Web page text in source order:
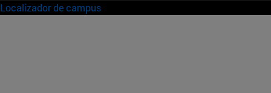
Localizador de campus